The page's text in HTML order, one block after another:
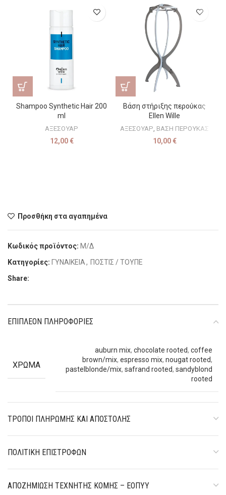
Shampoo Synthetic Hair 200
ml
ΑΞΕΣΟΥΑΡ
12,00 €
Βάση στήριξης περούκας
Ellen Wille
ΑΞΕΣΟΥΑΡ ΒΑΣΗ ΠΕΡΟΥΚΑΣ
10,00 €
Προσθήκη στα αγαπημένα
Κωδικός προϊόντος: Μ/Δ
Κατηγορίες: ΓΥΝΑΙΚΕΙΑ, ΠΟΣΤΙΣ / ΤΟΥΠΕ
Share:
ΕΠΙΠΛΈΟΝ ΠΛΗΡΟΦΟΡΊΕΣ
ΧΡΏΜΑ
auburn mix, chocolate rooted, coffee
brown/mix, espresso mix, nougat rooted,
pastelblonde/mix, safrand rooted, sandyblond
rooted
ΤΡΌΠΟΙ ΠΛΗΡΩΜΉΣ ΚΑΙ ΑΠΟΣΤΟΛΉΣ
ΠΟΛΙΤΙΚΉ ΕΠΙΣΤΡΟΦΏΝ
ΑΠΟΖΗΜΊΩΣΗ ΤΕΧΝΗΤΉΣ ΚΌΜΗΣ – ΕΟΠΥΥ